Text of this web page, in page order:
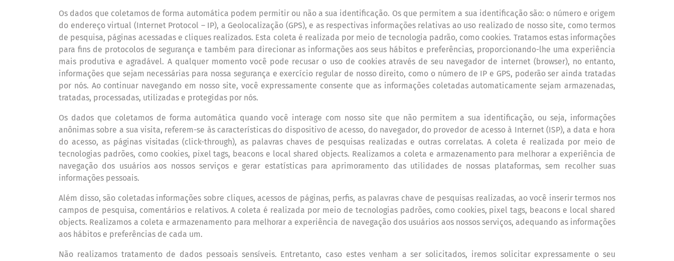
Os dados que coletamos de forma automática podem permitir ou não a sua identificação. Os que permitem a sua identificação são: o número e origem
do endereço virtual (Internet Protocol – IP), a Geolocalização (GPS), e as respectivas informações relativas ao uso realizado de nosso site, como termos
de pesquisa, páginas acessadas e cliques realizados. Esta coleta é realizada por meio de tecnologia padrão, como cookies. Tratamos estas informações
para fins de protocolos de segurança e também para direcionar as informações aos seus hábitos e preferências, proporcionando-lhe uma experiência
mais produtiva e agradável. A qualquer momento você pode recusar o uso de cookies através de seu navegador de internet (browser), no entanto,
informações que sejam necessárias para nossa segurança e exercício regular de nosso direito, como o número de IP e GPS, poderão ser ainda tratadas
por nós. Ao continuar navegando em nosso site, você expressamente consente que as informações coletadas automaticamente sejam armazenadas,
tratadas, processadas, utilizadas e protegidas por nós.
Os dados que coletamos de forma automática quando você interage com nosso site que não permitem a sua identificação, ou seja, informações
anônimas sobre a sua visita, referem-se às características do dispositivo de acesso, do navegador, do provedor de acessoà Internet (ISP), a data e hora
do acesso, as páginas visitadas (click-through), as palavras chaves de pesquisas realizadas e outras correlatas. A coleta é realizada por meio de
tecnologias padrões, como cookies, pixel tags, beacons e local shared objects. Realizamos a coleta e armazenamento para melhorar a experiência de
navegação dos usuários aos nossos serviços e gerar estatísticas para aprimoramento das utilidades de nossas plataformas, sem recolher suas
informações pessoais.
Além disso, são coletadas informações sobre cliques, acessos de páginas, perfis, as palavras chave de pesquisas realizadas, ao você inserir termos nos
campos de pesquisa, comentários e relativos. A coleta é realizada por meio de tecnologias padrões, como cookies, pixel tags, beacons e local shared
objects. Realizamos a coleta e armazenamento para melhorar a experiência de navegação dos usuários aos nossos serviços, adequando as informações
aos hábitos e preferências de cada um.
Não realizamos tratamento de dados pessoais sensíveis. Entretanto, caso estes venham a ser solicitados, iremos solicitar expressamente o seu